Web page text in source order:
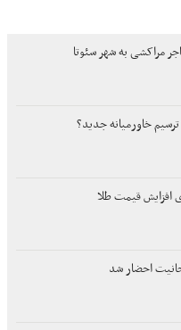
مراکشی به شهر سئوتا
خاورمیانه جدید؟
قیمت طلا
احضار شد